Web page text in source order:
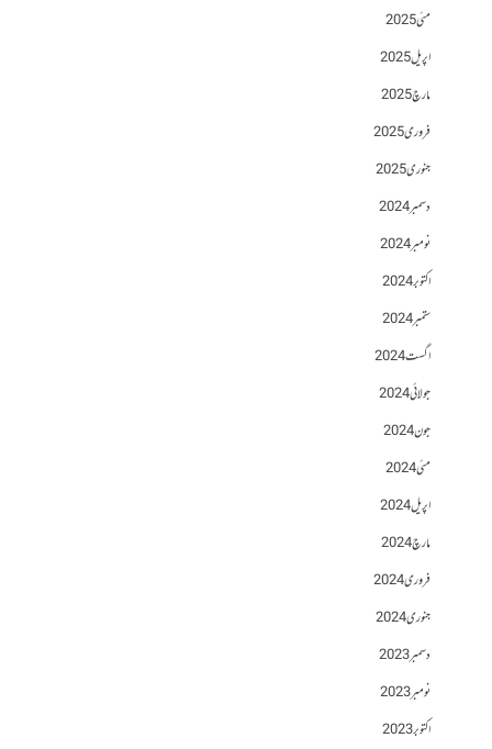
مئی 2025
اپریل 2025
مارچ 2025
فروری 2025
جنوری 2025
دسمبر 2024
نومبر 2024
اکتوبر 2024
ستمبر 2024
اگست 2024
جولائی 2024
جون 2024
مئی 2024
اپریل 2024
مارچ 2024
فروری 2024
جنوری 2024
دسمبر 2023
نومبر 2023
اکتوبر 2023